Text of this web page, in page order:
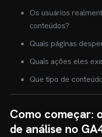
Os usuários
conteúdos?
Quais páginas
Quais ações eles
Que tipo de
Como começar:
de análise no